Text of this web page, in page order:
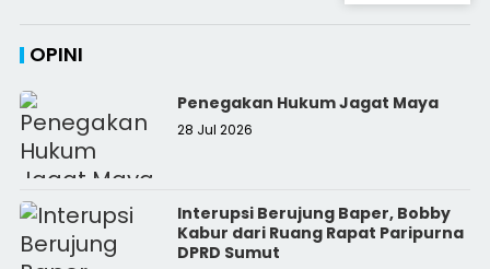
OPINI
Penegakan Hukum Jagat Maya
28 Jul 2026
Interupsi Berujung Baper, Bobby
Kabur dari Ruang Rapat Paripurna
DPRD Sumut